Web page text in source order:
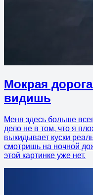
Мокрая
видишь
Меня здесь больше
дело не в том, что я
выкидывает куски
смотришь на ночной
этой картинке уже нет.